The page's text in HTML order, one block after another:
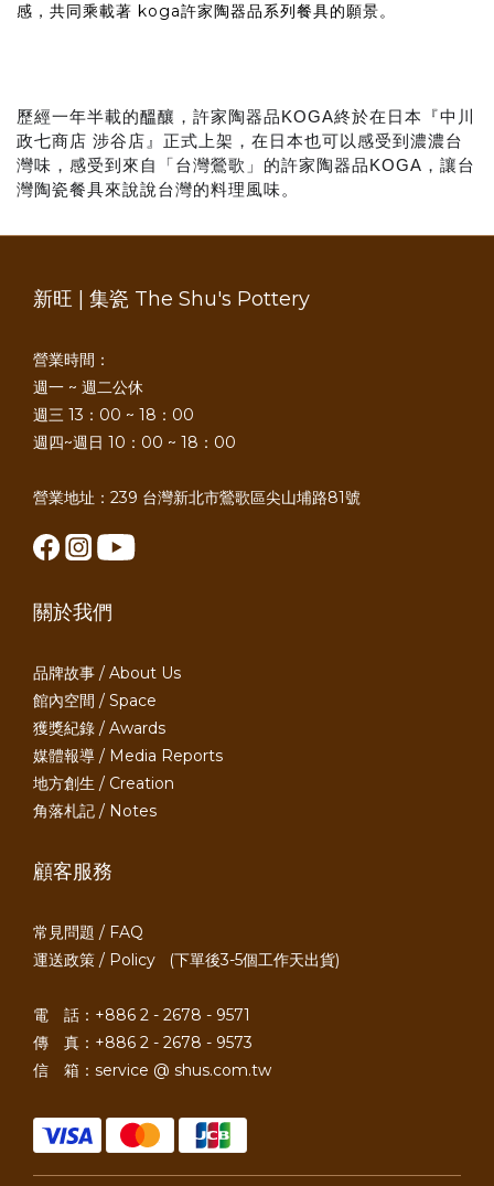
感，共同乘載著 koga許家陶器品系列餐具的願景。
歷經一年半載的醞釀，許家陶器品KOGA終於在日本『中川
政七商店 涉谷店』正式上架，在日本也可以感受到濃濃台
灣味，感受到來自「台灣鶯歌」的許家陶器品KOGA，讓台
灣陶瓷餐具來說說台灣的料理風味。
新旺 | 集瓷 The Shu's Pottery
營業時間：
週一 ~ 週二公休
週三 13：00 ~ 18：00
週四~週日 10：00 ~ 18：00
營業地址：239 台灣新北市鶯歌區尖山埔路81號
關於我們
品牌故事 / About Us
館內空間 / Space
獲獎紀錄 / Awards
媒體報導 / Media Reports
地方創生 / Creation
角落札記 / Notes
顧客服務
常見問題 / FAQ
運送政策 / Policy (下單後3-5個工作天出貨)
電 話：+886 2 - 2678 - 9571
傳 真：+886 2 - 2678 - 9573
信 箱：service @ shus.com.tw